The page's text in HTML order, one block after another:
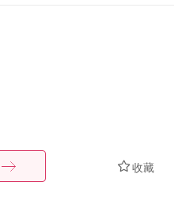
收藏